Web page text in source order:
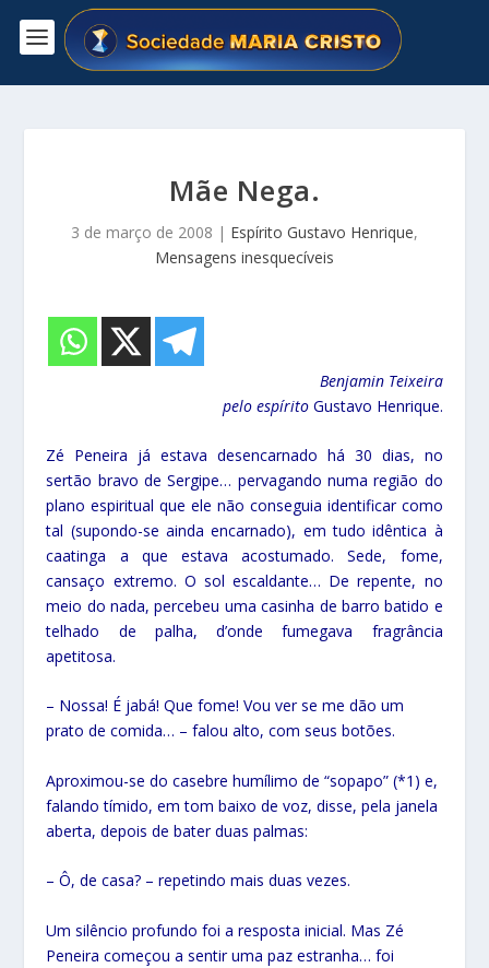
Mãe Nega.
3 de março de 2008 | Espírito Gustavo Henrique,
Mensagens inesquecíveis
Benjamin Teixeira
pelo espíritoGustavo Henrique.
Zé Peneira já estava desencarnado há 30 dias, no
sertão bravo de Sergipe… pervagando numa região do
plano espiritual que ele não conseguia identificar como
tal (supondo-se ainda encarnado), em tudo idêntica à
caatinga a que estava acostumado. Sede, fome,
cansaço extremo. O sol escaldante… De repente, no
meio do nada, percebeu uma casinha de barro batido e
telhado de palha, d’onde fumegava fragrância
apetitosa.
– Nossa! É jabá! Que fome! Vou ver se me dão um
prato de comida… – falou alto, com seus botões.
Aproximou-se do casebre humílimo de “sopapo” (*1) e,
falando tímido, em tom baixo de voz, disse, pela janela
aberta, depois de bater duas palmas:
– Ô, de casa? – repetindo mais duas vezes.
Um silêncio profundo foi a resposta inicial. Mas Zé
Peneira começou a sentir uma paz estranha… foi